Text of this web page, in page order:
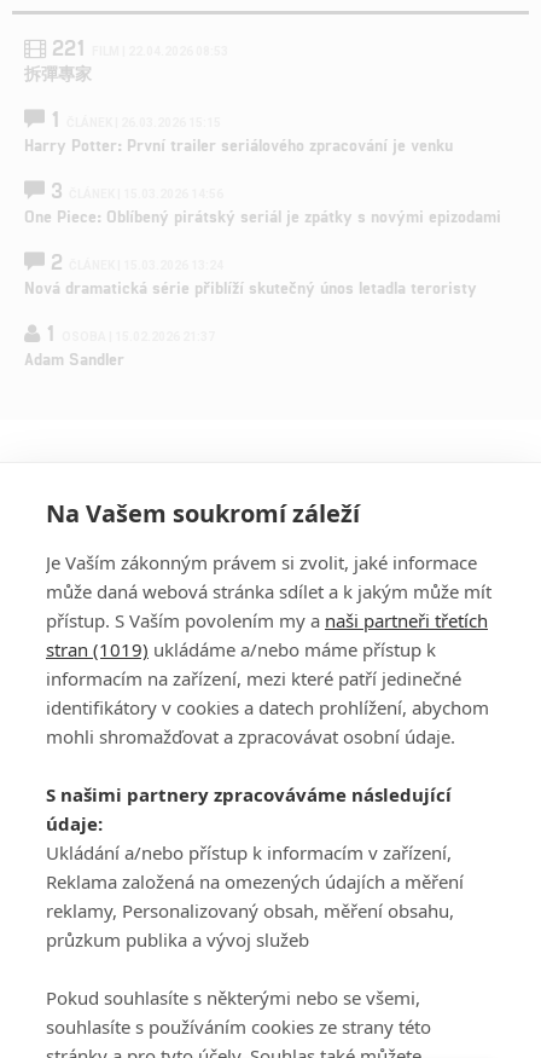
221
拆彈專家
1
Harry Potter: První trailer seriálového zpracování je venku
3
One Piece: Oblíbený pirátský seriál je zpátky s novými epizodami
2
Nová dramatická série přiblíží skutečný únos letadla teroristy
1
Adam Sandler
PŘIHLÁSIT
REGISTROVAT
DISKUZE
Šéfredaktorkou webu jePetr Slavík, e-mailserialy@fandimefilmu.cz
Máte-li zájem o inzerci na našem webu napište nám na e-mail
studio@koncal.com
Ochrana osobních údajů|Zásady používání cookies |Pravidla webu
Upravit nastavení soukromí
Na Vašem soukromí záleží
Je Vaším zákonným právem si zvolit, jaké informace
může daná webová stránka sdílet a k jakým může mít
přístup. S Vaším povolením my a naši partneři třetích
stran (1019) ukládáme a/nebo máme přístup k
informacím na zařízení, mezi které patří jedinečné
identifikátory v cookies a datech prohlížení, abychom
mohli shromažďovat a zpracovávat osobní údaje.
S našimi partnery zpracováváme následující
údaje:
Ukládání a/nebo přístup k informacím v zařízení,
Reklama založená na omezených údajích a měření
reklamy, Personalizovaný obsah, měření obsahu,
průzkum publika a vývoj služeb
Pokud souhlasíte s některými nebo se všemi,
souhlasíte s používáním cookies ze strany této